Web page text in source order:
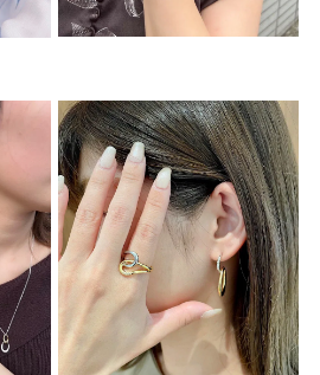
在庫ありのみ すべて表示